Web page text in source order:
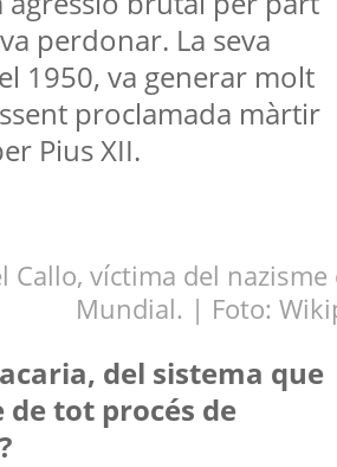
perdonar. La seva
1950, va generar molt
proclamada màrtir
Pius XII.
Callo, víctima del
Mundial. | Foto:
del sistema que
tot procés de